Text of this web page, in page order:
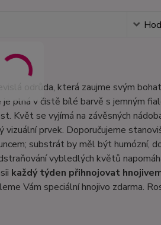
odrůda, která zaujme svým
je plná v čistě bílé barvě s jemným
Květ se vyjímá na závěsných
prvek. Doporučujeme
substrát by měl být humózní,
vybledlých květů
každý týden přihnojovat
Vám speciální hnojivo zdarma.